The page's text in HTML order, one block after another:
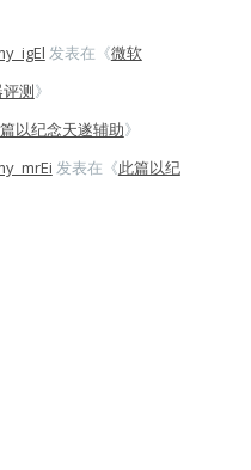
发表在《微软
测》
以纪念天遂辅助》
发表在《此篇以纪